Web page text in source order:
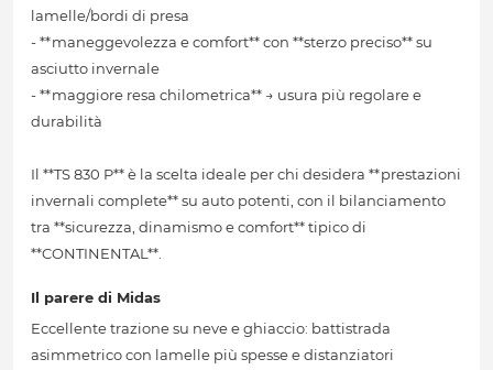
lamelle/bordi di presa
- **maneggevolezza e comfort** con **sterzo preciso** su
asciutto invernale
- **maggiore resa chilometrica** → usura più regolare e
durabilità
Il **TS 830 P** è la scelta ideale per chi desidera **prestazioni
invernali complete** su auto potenti, con il bilanciamento
tra **sicurezza, dinamismo e comfort** tipico di
**CONTINENTAL**.
Il parere di Midas
Eccellente trazione su neve e ghiaccio: battistrada
asimmetrico con lamelle più spesse e distanziatori